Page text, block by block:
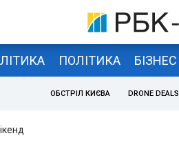
ПОЛІТИКА БІЗНЕС
ОБСТРІЛ КИЄВА DRONE DEALS